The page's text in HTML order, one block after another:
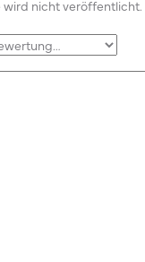
wird nicht veröffentlicht.